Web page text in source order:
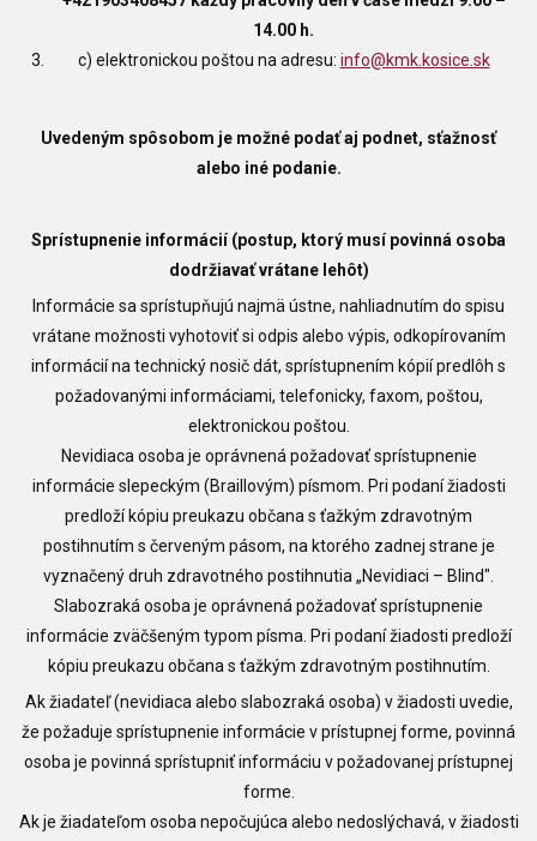
14.00 h.
c) elektronickou poštou na adresu: info@kmk.kosice.sk
Uvedeným spôsobom je možné podať aj podnet, sťažnosť
alebo iné podanie.
Sprístupnenie informácií (postup, ktorý musí povinná osoba
dodržiavať vrátane lehôt)
Informácie sa sprístupňujú najmä ústne, nahliadnutím do spisu
vrátane možnosti vyhotoviť si odpis alebo výpis, odkopírovaním
informácií na technický nosič dát, sprístupnením kópií predlôh s
požadovanými informáciami, telefonicky, faxom, poštou,
elektronickou poštou.
Nevidiaca osoba je oprávnená požadovať sprístupnenie
informácie slepeckým (Braillovým) písmom. Pri podaní žiadosti
predloží kópiu preukazu občana s ťažkým zdravotným
postihnutím s červeným pásom, na ktorého zadnej strane je
vyznačený druh zdravotného postihnutia „Nevidiaci – Blind".
Slabozraká osoba je oprávnená požadovať sprístupnenie
informácie zväčšeným typom písma. Pri podaní žiadosti predloží
kópiu preukazu občana s ťažkým zdravotným postihnutím.
Ak žiadateľ (nevidiaca alebo slabozraká osoba) v žiadosti uvedie,
že požaduje sprístupnenie informácie v prístupnej forme, povinná
osoba je povinná sprístupniť informáciu v požadovanej prístupnej
forme.
Ak je žiadateľom osoba nepočujúca alebo nedoslýchavá, v žiadosti